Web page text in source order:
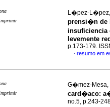
L�pez-
prensi�n de
insuficiencia
levemente
p.173-179.
· resumo em
G�mez-Mesa,
card�aco:
no.5, p.243-